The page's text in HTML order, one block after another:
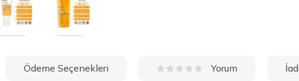
Ödeme Seçenekleri Yorum